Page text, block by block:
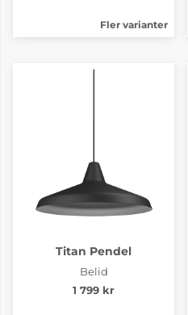
Fler varianter
Titan Pendel
Belid
1 799 kr